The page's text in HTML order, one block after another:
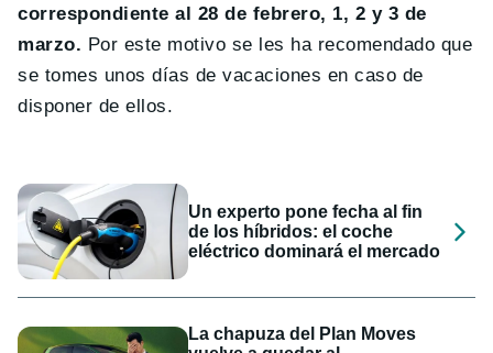
correspondiente al 28 de febrero, 1, 2 y 3 de
marzo. Por este motivo se les ha recomendado que
se tomes unos días de vacaciones en caso de
disponer de ellos.
Un experto pone fecha al fin
de los híbridos: el coche
eléctrico dominará el mercado
La chapuza del Plan Moves